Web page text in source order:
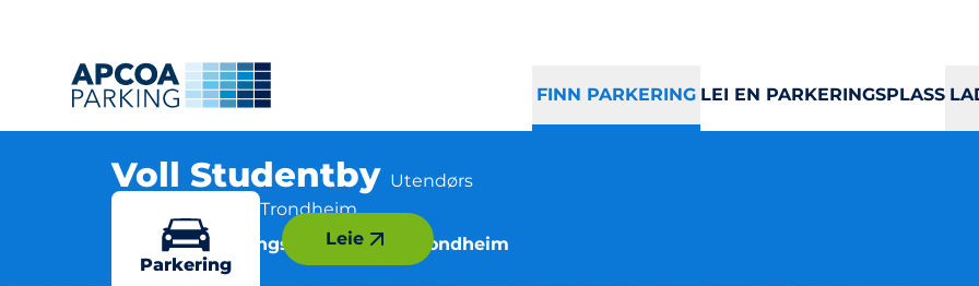
FINN PARKERING LEI EN PARKERINGSPLASS
Voll Studentby Utendørs
Vegamot 1, 7049 Trondheim
Flere parkeringsmuligheter i Trondheim
Parkering
Leie